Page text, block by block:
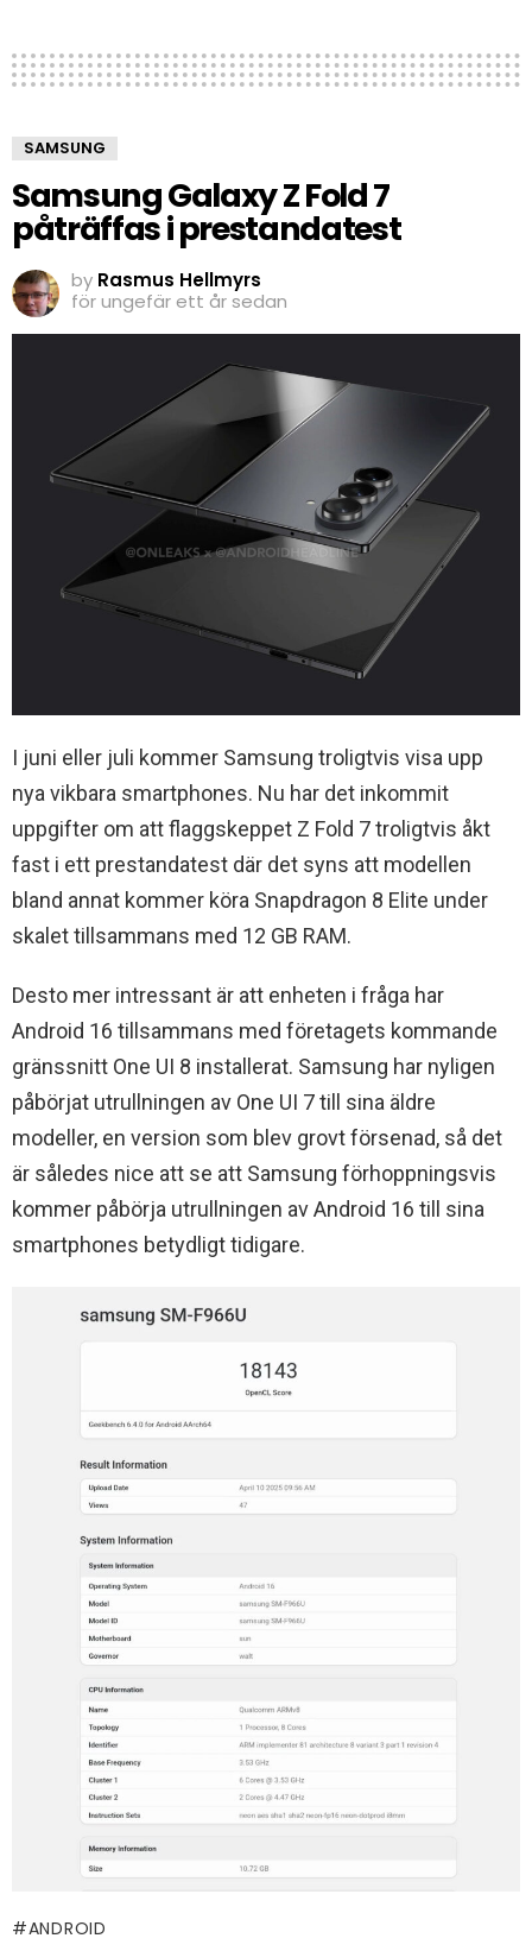
SAMSUNG
Samsung Galaxy Z Fold 7
påträffas i prestandatest
by Rasmus Hellmyrs
för ungefär ett år sedan
I juni eller juli kommer Samsung troligtvis visa upp
nya vikbara smartphones. Nu har det inkommit
uppgifter om att flaggskeppet Z Fold 7 troligtvis åkt
fast i ett prestandatest där det syns att modellen
bland annat kommer köra Snapdragon 8 Elite under
skalet tillsammans med 12 GB RAM.
Desto mer intressant är att enheten i fråga har
Android 16 tillsammans med företagets kommande
gränssnitt One UI 8 installerat. Samsung har nyligen
påbörjat utrullningen av One UI 7 till sina äldre
modeller, en version som blev grovt försenad, så det
är således nice att se att Samsung förhoppningsvis
kommer påbörja utrullningen av Android 16 till sina
smartphones betydligt tidigare.
ANDROID